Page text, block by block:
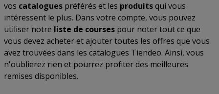
vos catalogues préférés et les produitsqui vous
intéressent le plus. Dans votre compte, vous pouvez
utiliser notre liste de courses pour noter tout ce que
vous devez acheter et ajouter toutes les offres que vous
avez trouvées dans les catalogues Tiendeo. Ainsi, vous
n'oublierez rien et pourrez profiter des meilleures
remises disponibles.